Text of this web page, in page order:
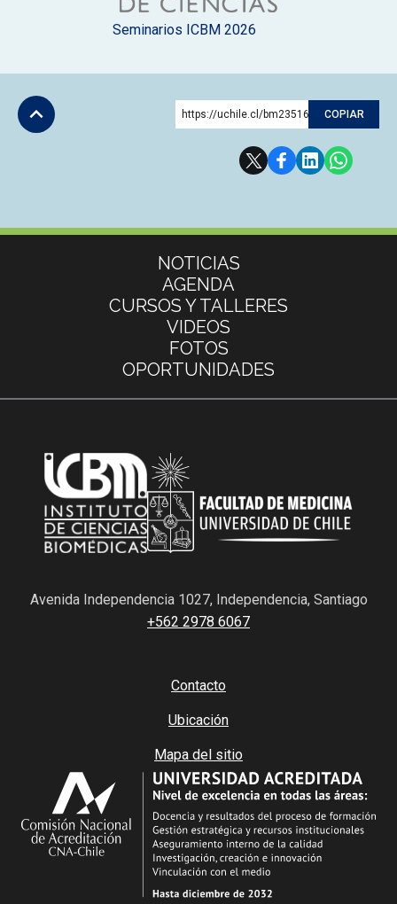
Seminarios ICBM 2026
https://uchile.cl/bm235164 COPIAR
NOTICIAS
AGENDA
CURSOS Y TALLERES
VIDEOS
FOTOS
OPORTUNIDADES
Avenida Independencia 1027, Independencia, Santiago
+562 2978 6067
Contacto
Ubicación
Mapa del sitio